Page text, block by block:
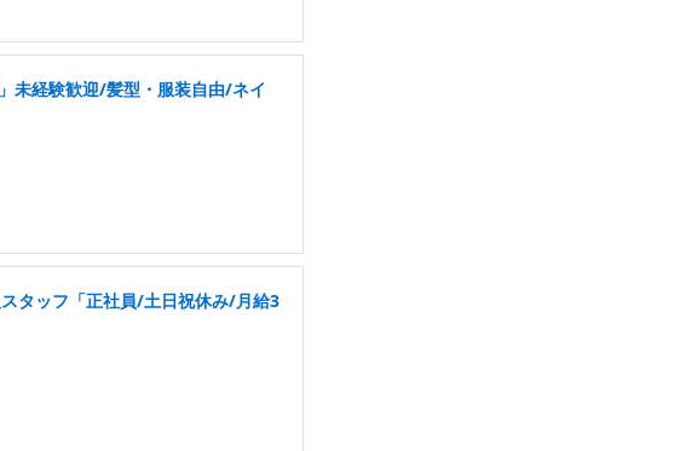
未経験歓迎/髪型・服装自由/ネイ
タッフ「正社員/土日祝休み/月給3